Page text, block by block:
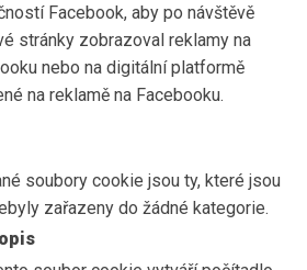
Facebook, aby po návštěvě
stránky zobrazoval reklamy na
nebo na digitální platformě
na reklamě na Facebooku.
soubory cookie jsou ty, které jsou
zařazeny do žádné kategorie.